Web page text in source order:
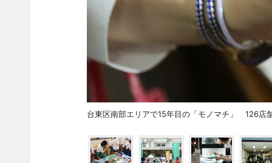
台東区南部エリアで15年目の「モノマチ」 126店